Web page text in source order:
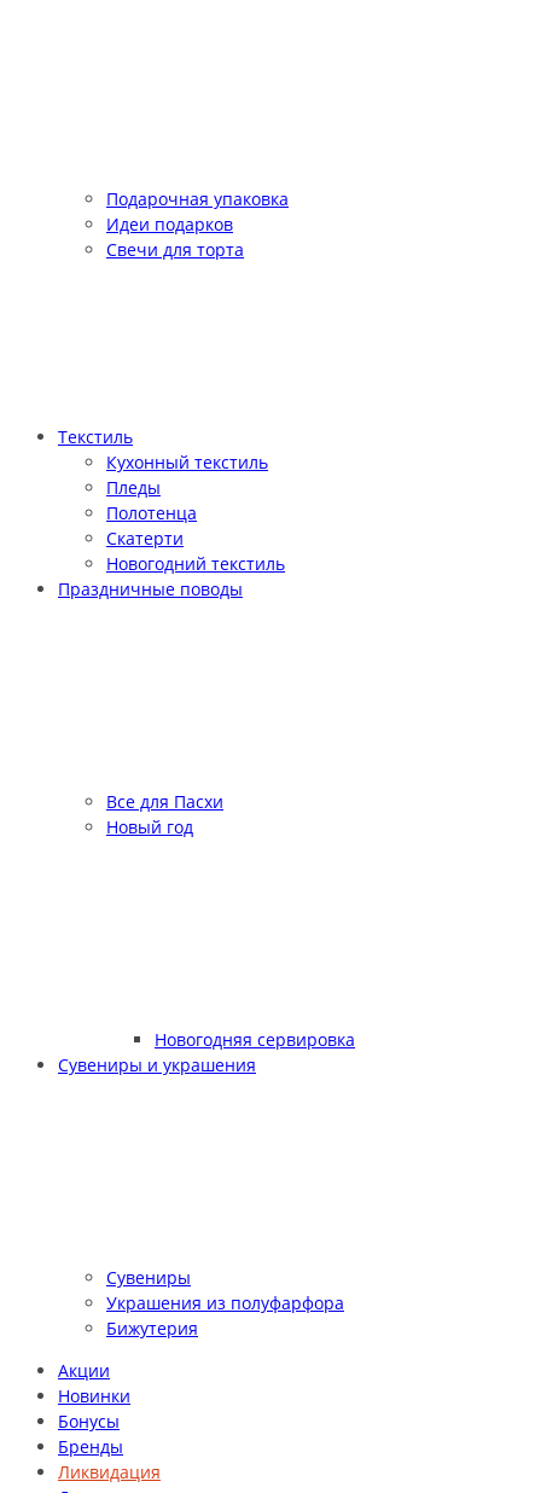
Подарочная упаковка
Идеи подарков
Свечи для торта
Текстиль
Кухонный текстиль
Пледы
Полотенца
Скатерти
Новогодний текстиль
Праздничные поводы
Все для Пасхи
Новый год
Новогодняя сервировка
Сувениры и украшения
Сувениры
Украшения из полуфарфора
Бижутерия
Акции
Новинки
Бонусы
Бренды
Ликвидация